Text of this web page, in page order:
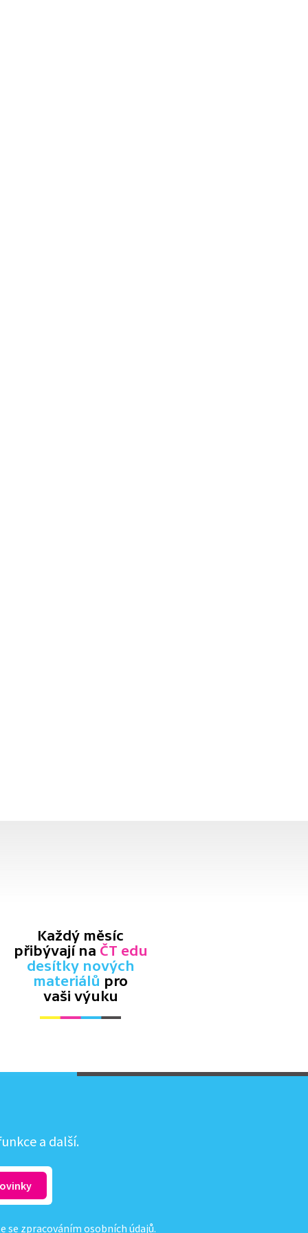
Každý měsíc
přibývají na ČT edu
desítky nových
materiálů pro
vaši výuku
a další.
se zpracováním osobních údajů.